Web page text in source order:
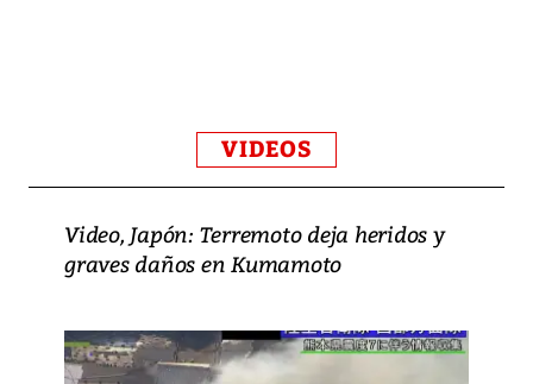
VIDEOS
Video, Japón: Terremoto deja heridos y
graves daños en Kumamoto